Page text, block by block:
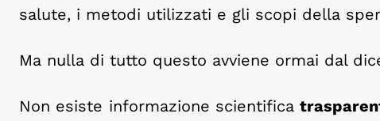
salute, i metodi utilizzati e gli scopi della
Ma nulla di tutto questo avviene ormai dal
Non esiste informazione scientifica